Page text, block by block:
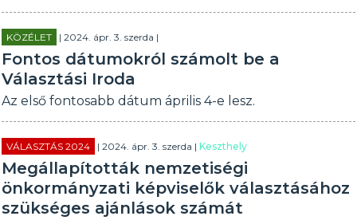
KÖZÉLET | 2024. ápr. 3. szerda |
Fontos dátumokról számolt be a
Választási Iroda
Az első fontosabb dátum április 4-e lesz.
VÁLASZTÁS 2024 | 2024. ápr. 3. szerda |Keszthely
Megállapították nemzetiségi
önkormányzati képviselők választásához
szükséges ajánlások számát